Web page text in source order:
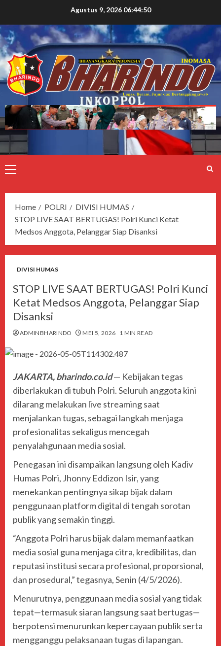
Agustus 9, 2026 06:44:51
Home POLRI
DIVISI HUMAS
STOP LIVE SAAT BERTUGAS! Polri Kunci Ketat
Medsos Anggota, Pelanggar Siap Disanksi
DIVISI HUMAS
STOP LIVE SAAT BERTUGAS! Polri Kunci
Ketat Medsos Anggota, Pelanggar Siap
Disanksi
ADMINBHARINDO MEI 5, 2026 1 MIN READ
JAKARTA, bharindo.co.id— Kebijakan tegas
diberlakukan di tubuh Polri. Seluruh anggota kini
dilarang melakukan live streaming saat
menjalankan tugas, sebagai langkah menjaga
profesionalitas sekaligus mencegah
penyalahgunaan media sosial.
Penegasan ini disampaikan langsung oleh Kadiv
Humas Polri, Jhonny Eddizon Isir, yang
menekankan pentingnya sikap bijak dalam
penggunaan platform digital di tengah sorotan
publik yang semakin tinggi.
“Anggota Polri harus bijak dalam memanfaatkan
media sosial guna menjaga citra, kredibilitas, dan
reputasi institusi secara profesional, proporsional,
dan prosedural,” tegasnya, Senin (4/5/2026).
Menurutnya, penggunaan media sosial yang tidak
tepat—termasuk siaran langsung saat bertugas—
berpotensi menurunkan kepercayaan publik serta
mengganggu pelaksanaan tugas di lapangan.